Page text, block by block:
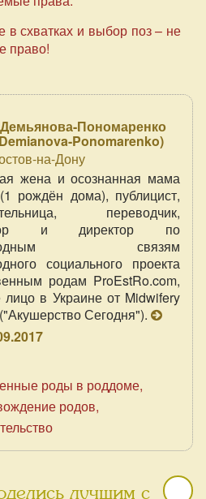
схватках и выбор поз – не
право!
Пономаренко
Ponomarenko)
на-Дону
жена и осознанная мама
рождён дома), публицист,
переводчик,
и директор по
связям
социального проекта
родам ProEstRo.com,
лицо в Украине от Midwifery
Сегодня").
роды в роддоме
родов
лучшим с